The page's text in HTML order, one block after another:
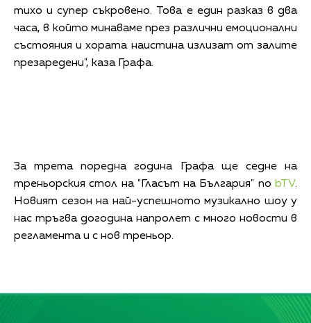
тихо и супер съкровено. Това е един разказ в два
часа, в който минаваме през различни емоционални
състояния и хората наистина излизат от залите
презаредени", каза Графа.
За трета поредна година Графа ще седне на
треньорския стол на "Гласът на България" по bTV.
Новият сезон на най-успешното музикално шоу у
нас тръгва догодина напролет с много новости в
регламента и с нов треньор.